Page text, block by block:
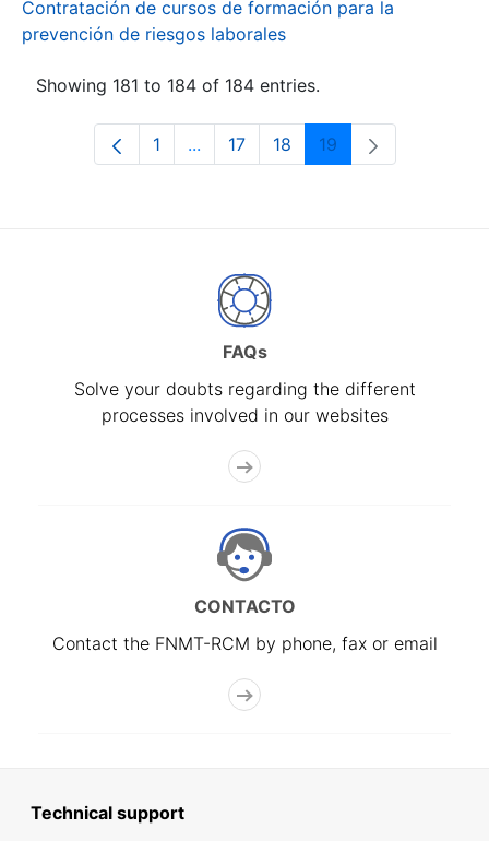
Contratación de cursos de formación para la
prevención de riesgos laborales
Showing 181 to 184 of 184 entries.
Page
1 ...Intermediate Pages Use TAB to
Page
17 Page
18 Page
19
FAQs
Solve your doubts regarding the different
processes involved in our websites
CONTACTO
Contact the FNMT-RCM by phone, fax or email
Technical support